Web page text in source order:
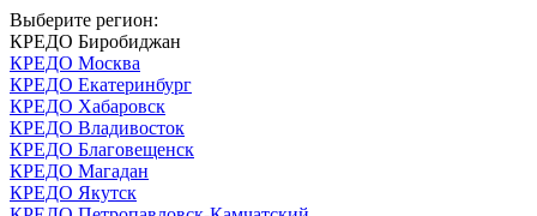
Выберите регион:
КРЕДО Биробиджан
КРЕДО Москва
КРЕДО Екатеринбург
КРЕДО Хабаровск
КРЕДО Владивосток
КРЕДО Благовещенск
КРЕДО Магадан
КРЕДО Якутск